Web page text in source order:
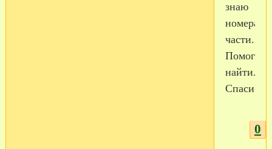
знаю
номера
части.
Помогите
найти.
Спасибо!
0